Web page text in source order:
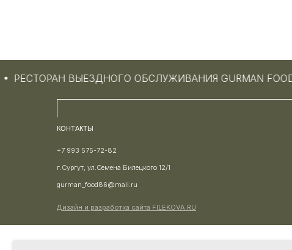
РЕСТОРАН ВЫЕЗДНОГО ОБСЛУЖИВАНИЯ GURMAN FOOD
КОНТАКТЫ
Дизайн и разработка сайта FILEKOVA.RU
+7 993 575-72-82
г.Сургут, ул.Семена Билецкого 12/1
gurman_food86@mail.ru